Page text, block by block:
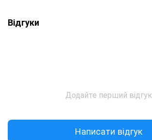
Відгуки
Додайте перший відгук
Написати відгук